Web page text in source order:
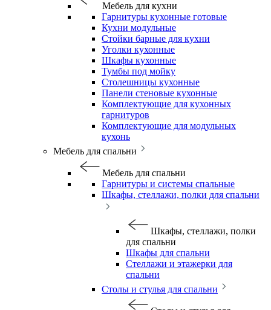
Мебель для кухни
Гарнитуры кухонные готовые
Кухни модульные
Стойки барные для кухни
Уголки кухонные
Шкафы кухонные
Тумбы под мойку
Столешницы кухонные
Панели стеновые кухонные
Комплектующие для кухонных
гарнитуров
Комплектующие для модульных
кухонь
Мебель для спальни
Мебель для спальни
Гарнитуры и системы спальные
Шкафы, стеллажи, полки для спальни
Шкафы, стеллажи, полки
для спальни
Шкафы для спальни
Стеллажи и этажерки для
спальни
Столы и стулья для спальни